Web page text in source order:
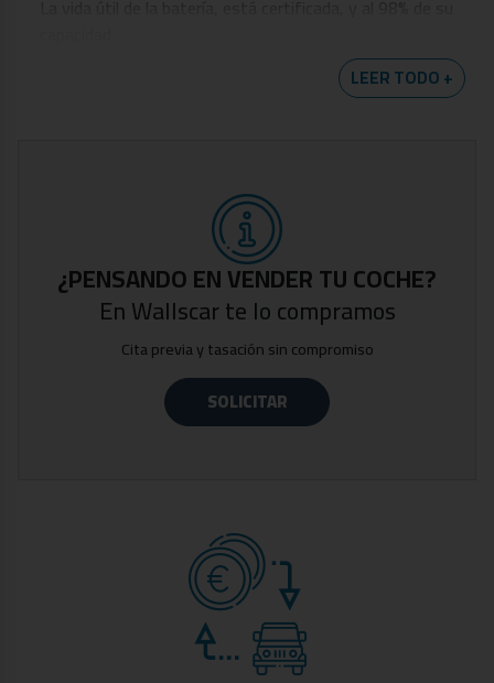
Este vehículo se entrega con neumáticos a estrenar y
-Entrada y arranque sin llave
-Sensor de luces
-Levas en volante
-Control de crucero
-Display digital
-Asientos calefactables
-Apple CarPlay y Android Auto
-Sistema de navegación
-Asistente activo de mantenimiento en carril
-Asistente de frenado activo
-Tres modos de conducción
Fecha de matriculación Noviembre de 2021.
LEER TODO +
¿PENSANDO EN VENDER TU COCHE?
En Wallscar te lo compramos
Cita previa y tasación sin compromiso
SOLICITAR